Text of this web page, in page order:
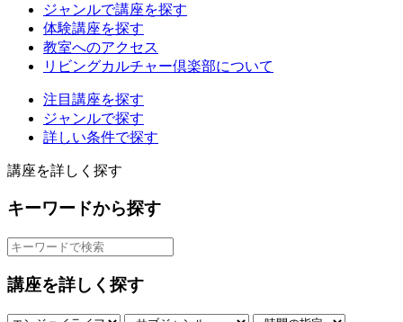
ジャンルで講座を探す
体験講座を探す
教室へのアクセス
リビングカルチャー倶楽部について
注目講座を探す
ジャンルで探す
詳しい条件で探す
講座を詳しく探す
キーワードから探す
講座を詳しく探す